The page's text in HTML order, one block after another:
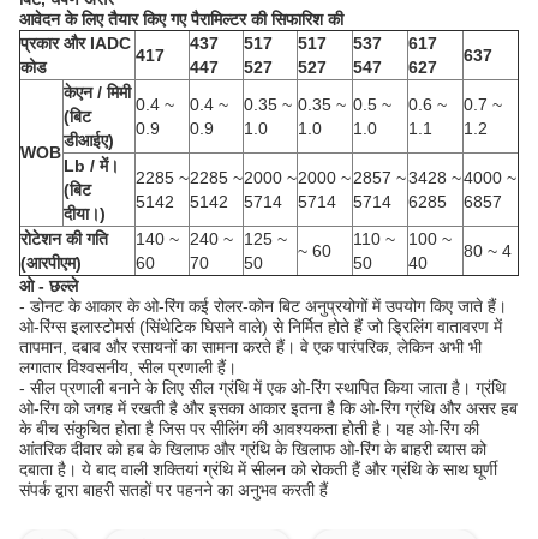
आवेदन के लिए तैयार किए गए पैरामिल्टर की सिफारिश की
प्रकार और IADC
कोड
417
437
447
517
527
517
527
537
547
617
627
637
WOB
केएन / मिमी
(बिट
डीआईए)
0.4 ~
0.9
0.4 ~
0.9
0.35 ~
1.0
0.35 ~
1.0
0.5 ~
1.0
0.6 ~
1.1
0.7 ~
1.2
Lb / में।
(बिट
दीया।)
2285 ~
5142
2285 ~
5142
2000 ~
5714
2000 ~
5714
2857 ~
5714
3428 ~
6285
4000 ~
6857
रोटेशन की गति
(आरपीएम)
140 ~
60
240 ~
70
125 ~
50
~ 60
110 ~
50
100 ~
40
80 ~ 4
ओ - छल्ले
- डोनट के आकार के ओ-रिंग कई रोलर-कोन बिट अनुप्रयोगों में उपयोग किए जाते हैं।
ओ-रिंग्स इलास्टोमर्स (सिंथेटिक घिसने वाले) से निर्मित होते हैं जो ड्रिलिंग वातावरण में
तापमान, दबाव और रसायनों का सामना करते हैं। वे एक पारंपरिक, लेकिन अभी भी
लगातार विश्वसनीय, सील प्रणाली हैं।
- सील प्रणाली बनाने के लिए सील ग्रंथि में एक ओ-रिंग स्थापित किया जाता है। ग्रंथि
ओ-रिंग को जगह में रखती है और इसका आकार इतना है कि ओ-रिंग ग्रंथि और असर हब
के बीच संकुचित होता है जिस पर सीलिंग की आवश्यकता होती है। यह ओ-रिंग की
आंतरिक दीवार को हब के खिलाफ और ग्रंथि के खिलाफ ओ-रिंग के बाहरी व्यास को
दबाता है। ये बाद वाली शक्तियां ग्रंथि में सीलन को रोकती हैं और ग्रंथि के साथ घूर्णी
संपर्क द्वारा बाहरी सतहों पर पहनने का अनुभव करती हैं